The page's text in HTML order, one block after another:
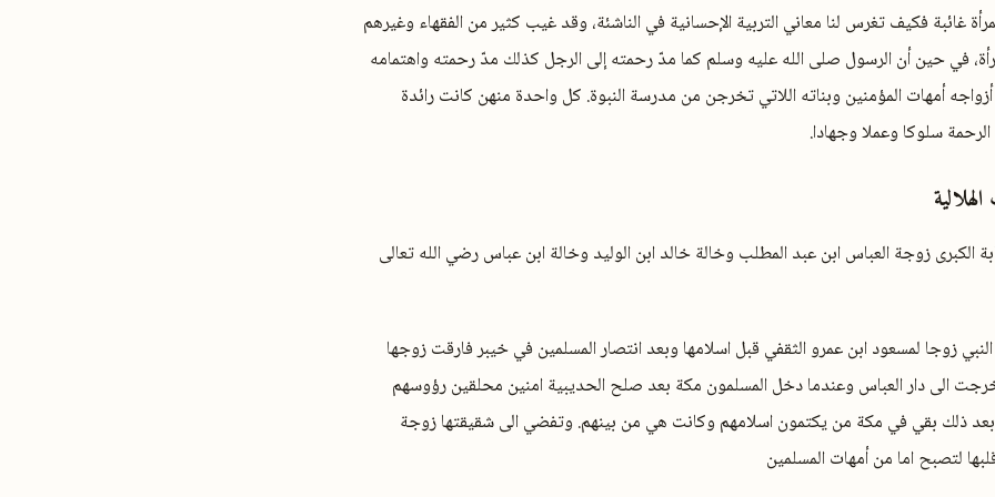
غائبة فكيف تغرس لنا معاني التربية الإحسانية في الناشئة، وقد غيب كثير من الفقهاء وغيرهم
في حين أن الرسول صلى الله عليه وسلم كما مدّ رحمته إلى الرجل كذلك مدّ رحمته واهتمامه
أزواجه أمهات المؤمنين وبناته اللاتي تخرجن من مدرسة النبوة. كل واحدة منهن كانت رائدة
سلوكا وعملا وجهادا.
الكبرى زوجة العباس ابن عبد المطلب وخالة خالد ابن الوليد وخالة ابن عباس رضي الله تعالى
زوجا لمسعود ابن عمرو الثقفي قبل اسلامها وبعد انتصار المسلمين في خيبر فارقت زوجها
الى دار العباس وعندما دخل المسلمون مكة بعد صلح الحديبية امنين محلقين رؤوسهم
ذلك بقي في مكة من يكتمون اسلامهم وكانت هي من بينهم. وتفضي الى شقيقتها زوجة
لتصبح اما من أمهات المسلمين